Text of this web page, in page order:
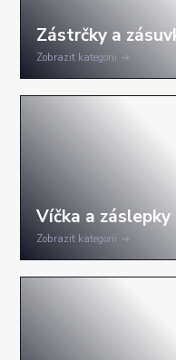
Zobrazit kategorii
Zobrazit kategorii